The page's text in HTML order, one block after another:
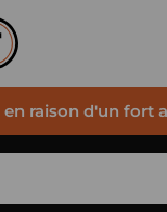
raison d'un fort